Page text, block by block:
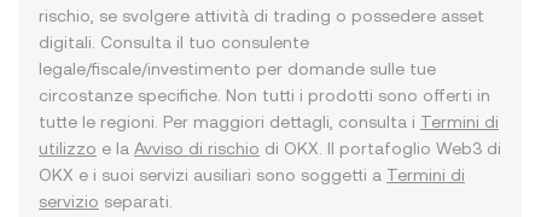
rischio, se svolgere attività di trading o possedere asset
digitali. Consulta il tuo consulente
legale/fiscale/investimento per domande sulle tue
circostanze specifiche. Non tutti i prodotti sono offerti in
tutte le regioni. Per maggiori dettagli, consulta i Termini di
utilizzo e la Avviso di rischio di OKX. Il portafoglio Web3 di
OKX e i suoi servizi ausiliari sono soggetti a Termini di
servizio separati.